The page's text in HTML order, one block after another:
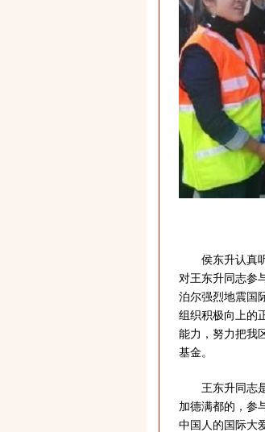
侯东升认真听
对王东升同志参
泊尔强烈地震国
组织积极向上的
能力，努力把我
基金。
王东升同志是
加德满都的，参
中国人的国际大